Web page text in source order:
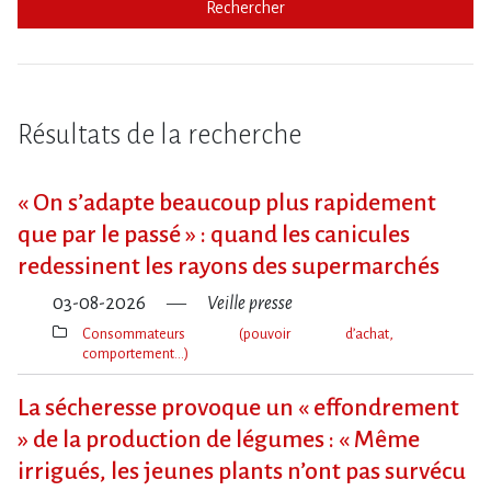
Rechercher
Résultats de la recherche
« On s​‌’adapte beaucoup plus rapidement
que par le passé » : quand les canicules
redessinent les rayons des supermarchés
03-08-2026 Veille presse
Thèmes(s)
Consommateurs (pouvoir d’achat,
comportement…)
La sécheresse provoque un « effondrement
» de la production de légumes : « Même
irrigués, les jeunes plants n’ont pas survécu